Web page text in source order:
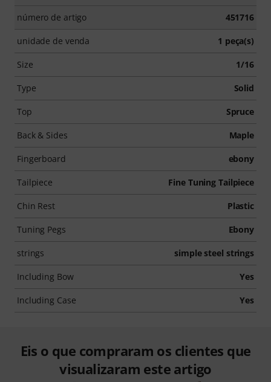
número de artigo 451716
unidade de venda 1 peça(s)
Size 1/16
Type Solid
Top Spruce
Back & Sides Maple
Fingerboard ebony
Tailpiece Fine Tuning Tailpiece
Chin Rest Plastic
Tuning Pegs Ebony
strings simple steel strings
Including Bow Yes
Including Case Yes
Eis o que compraram os clientes que
visualizaram este artigo